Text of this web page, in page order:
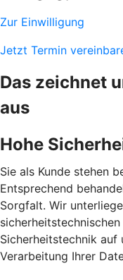
Zur Einwilligung
Jetzt Termin
Das zeichnet
aus
Hohe
Sie als Kunde stehen
Entsprechend
Sorgfalt. Wir
Sicherheitstechnik auf
Verarbeitung Ihrer